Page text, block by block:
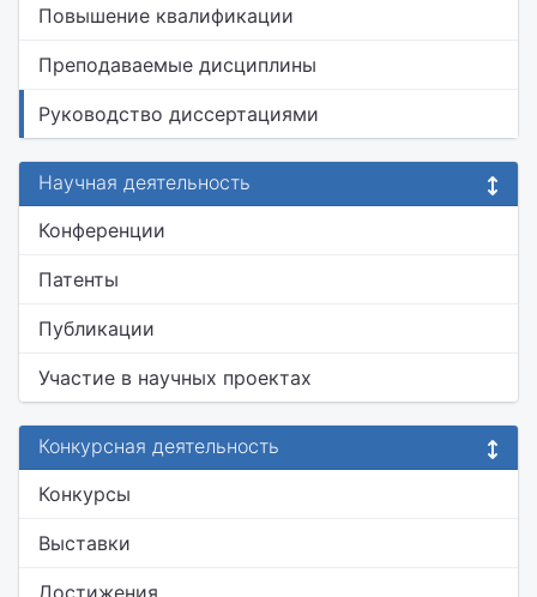
Повышение квалификации
Преподаваемые дисциплины
Руководство диссертациями
Научная деятельность
Конференции
Патенты
Публикации
Участие в научных проектах
Конкурсная деятельность
Конкурсы
Выставки
Достижения